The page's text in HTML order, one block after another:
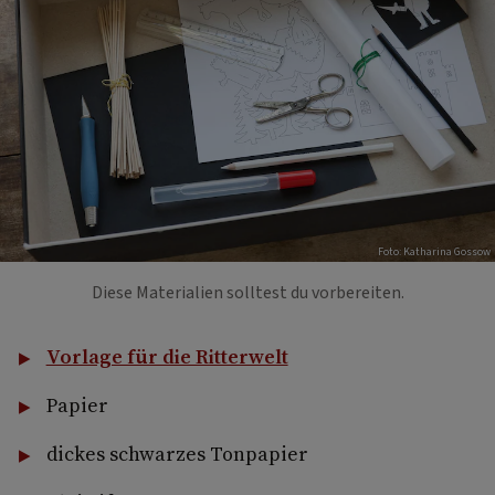
Foto: Katharina Gossow
Diese Materialien solltest du vorbereiten.
Vorlage für die Ritterwelt
Papier
dickes schwarzes Tonpapier